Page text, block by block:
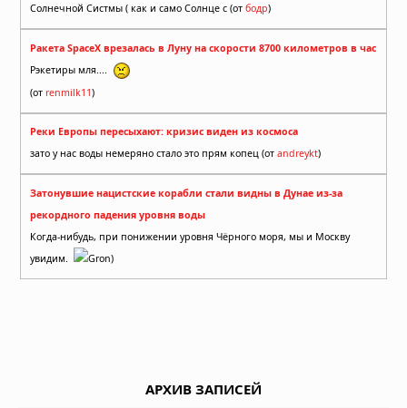
Солнечной Систмы ( как и само Солнце с (от бодр)
Ракета SpaceX врезалась в Луну на скорости 8700 километров в час
Рэкетиры мля....
(от renmilk11)
Реки Европы пересыхают: кризис виден из космоса
зато у нас воды немеряно стало это прям копец (от andreykt)
Затонувшие нацистские корабли стали видны в Дунае из-за
рекордного падения уровня воды
Когда-нибудь, при понижении уровня Чёрного моря, мы и Москву
увидим.
Gron)
АРХИВ ЗАПИСЕЙ